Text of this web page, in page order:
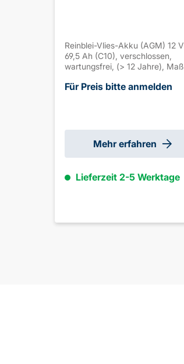
Reinblei-Vlies-Akku (AGM) 12 V
69,5 Ah (C10), verschlossen,
wartungsfrei, (> 12 Jahre), Maße
Innengew., Gewicht ca. 26,0 kg
Für Preis bitte anmelden
Mehr erfahren
Lieferzeit 2-5 Werktage